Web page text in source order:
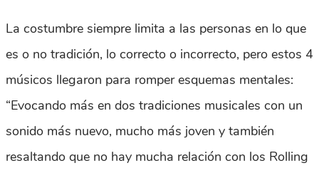
La costumbre siempre limita a las personas en lo que
es o no tradición, lo correcto o incorrecto, pero estos 4
músicos llegaron para romper esquemas mentales:
“Evocando más en dos tradiciones musicales con un
sonido más nuevo, mucho más joven y también
resaltando que no hay mucha relación con los Rolling